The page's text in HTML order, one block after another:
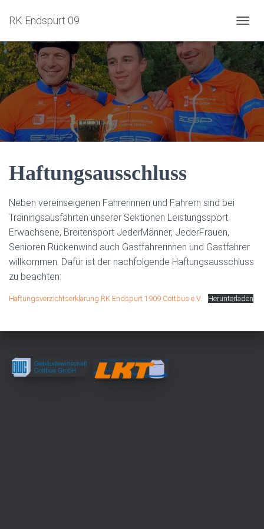
RK Endspurt 09
Haftungsausschluss
Neben vereinseigenen Fahrerinnen und Fahrern sind bei
Trainingsausfahrten unserer Sektionen Leistungssport
Erwachsene, Breitensport JederMänner, JederFrauen,
Senioren Rückenwind auch Gastfahrerinnen und Gastfahrer
willkommen. Dafür ist der nachfolgende Haftungsausschluss
zu beachten:
Haftungsverzichtserklärung RK Endspurt 1909 Cottbus e.V. Herunterladen